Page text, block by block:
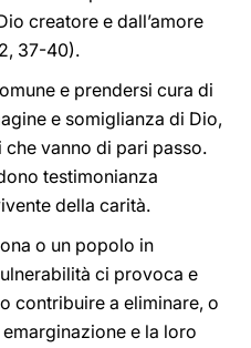
creatore e dall’amore
37-40).
e prendersi cura di
e somiglianza di Dio,
vanno di pari passo.
testimonianza
della carità.
o un popolo in
ci provoca e
contribuire a eliminare, o
e la loro